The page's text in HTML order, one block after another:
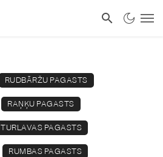
RUDBĀRŽU PAGASTS
RAŅĶU PAGASTS
TURLAVAS PAGASTS
RUMBAS PAGASTS